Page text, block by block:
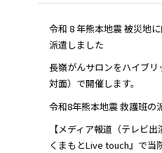
令和 8 年熊本地震 被災地
派遣しました
長嶺がんサロンをハイブ
対面）で開催します。
令和8年熊本地震 救護班の
【メディア報道（テレビ
くまもとLive touch』で当